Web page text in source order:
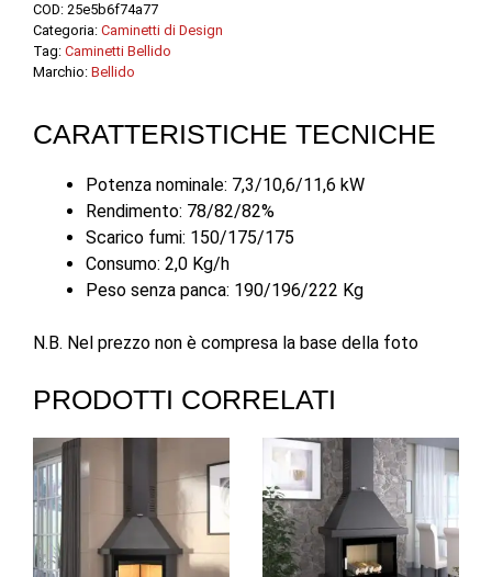
COD: 25e5b6f74a77
Categoria: Caminetti di Design
Tag: Caminetti Bellido
Marchio: Bellido
CARATTERISTICHE TECNICHE
Potenza nominale: 7,3/10,6/11,6 kW
Rendimento: 78/82/82%
Scarico fumi: 150/175/175
Consumo: 2,0 Kg/h
Peso senza panca: 190/196/222 Kg
N.B. Nel prezzo non è compresa la base della foto
PRODOTTI CORRELATI